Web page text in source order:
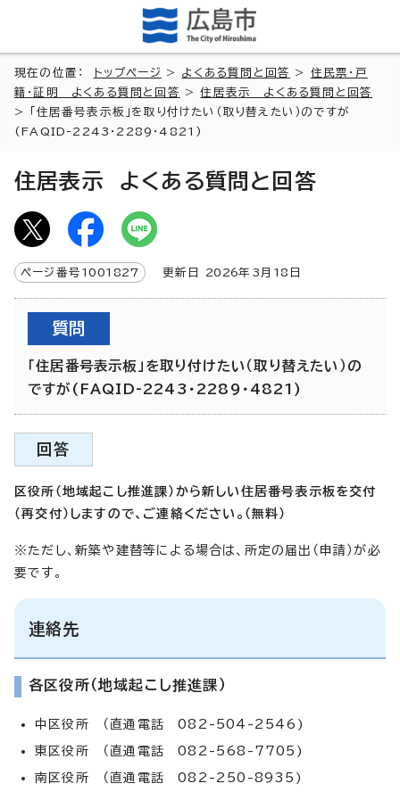
現在の位置： トップページ > よくある質問と回答 > 住民票・戸
籍・証明 よくある質問と回答
>住居表示 よくある質問と回答
> 「住居番号表示板」を取り付けたい（取り替えたい）のですが
(FAQID-2243・2289・4821)
住居表示 よくある質問と回答
ページ番号 1001827 更新日 2026年3月 18 日
質問
「住居番号表示板」を取り付けたい（取り替えたい）の
ですが(FAQID-2243・2289・4821)
回答
区役所（地域起こし推進課）から新しい住居番号表示板を交付
（再交付）しますので、ご連絡ください。（無料）
※ただし、新築や建替等による場合は、所定の届出（申請）が必
要です。
連絡先
各区役所（地域起こし推進課）
中区役所 （直通電話 082-504-2546)
東区役所 （直通電話 082-568-7705)
南区役所 （直通電話 082-250-8935)